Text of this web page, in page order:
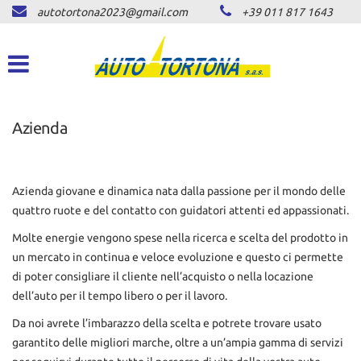
HOME
LISTA VEICOLI
ACQUISTIAMO USATO
CONTATTI
NEWS
AREA COMMERCIANTI
autotortona2023@gmail.com +39 011 817 1643
Azienda
Azienda giovane e dinamica nata dalla passione per il mondo delle
quattro ruote e del contatto con guidatori attenti ed appassionati.
Molte energie vengono spese nella ricerca e scelta del prodotto in
un mercato in continua e veloce evoluzione e questo ci permette
di poter consigliare il cliente nell’acquisto o nella locazione
dell’auto per il tempo libero o per il lavoro.
Da noi avrete l’imbarazzo della scelta e potrete trovare usato
garantito delle migliori marche, oltre a un’ampia gamma di servizi
preferenze
di
Il
consente
di
le
tue
preferenze
di
consenso
alle
di